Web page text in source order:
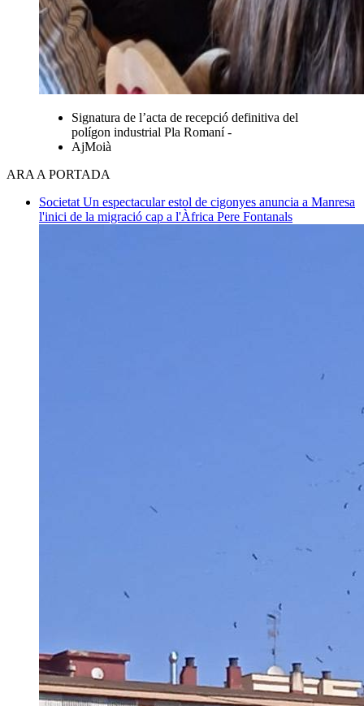
Signatura de l’acta de recepció definitiva del
polígon industrial Pla Romaní -
AjMoià
ARA A PORTADA
Societat Un espectacular estol de cigonyes anuncia a Manresa
l'inici de la migració cap a l'Àfrica Pere Fontanals